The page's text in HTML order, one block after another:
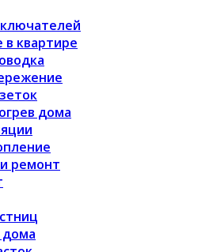
квартире
дома
ремонт